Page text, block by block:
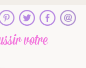
votre